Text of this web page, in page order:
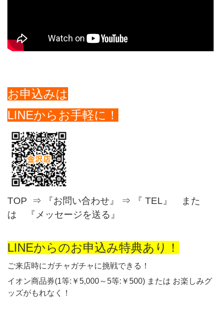
お申込みは
LINEからお手軽に！
TOP ⇒ 『お問い合わせ』 ⇒ 『 TEL』 また
は 『メッセージを送る』
LINEからのお申込み特典あり！
ご来店時にガチャガチャに挑戦できる！
イオン商品券(1等:￥5,000～5等:￥500) または お楽しみグ
ッズがもれなく！